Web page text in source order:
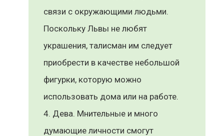
связи с окружающими людьми.
Поскольку Львы не любят
украшения, талисман им следует
приобрести в качестве небольшой
фигурки, которую можно
использовать дома или на работе.
Дева. Мнительные и много
думающие личности смогут